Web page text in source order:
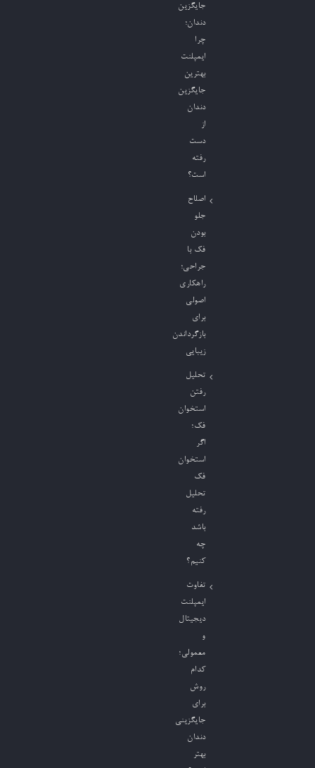
جایگزین
دندان؛
چرا
ایمپلنت
بهترین
جایگزین
دندان
از
دست
رفته
است؟
اصلاح
جلو
بودن
فک با
جراحی؛
راهکاری
اصولی
برای
بازگرداندن
زیبایی
تحلیل
رفتن
استخوان
فک؛
اگر
استخوان
فک
تحلیل
رفته
باشد
چه
کنیم؟
تفاوت
ایمپلنت
دیجیتال
و
معمولی؛
کدام
روش
برای
جایگزینی
دندان
بهتر